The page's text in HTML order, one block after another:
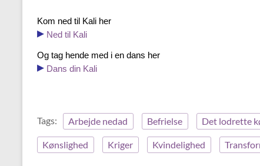
Kom ned til Kali her
▸ Ned til Kali
Og tag hende med i en dans her
▸ Dans din Kali
Tags: Arbejde nedad Befrielse Det lodrette
Kønslighed Kriger Kvindelighed